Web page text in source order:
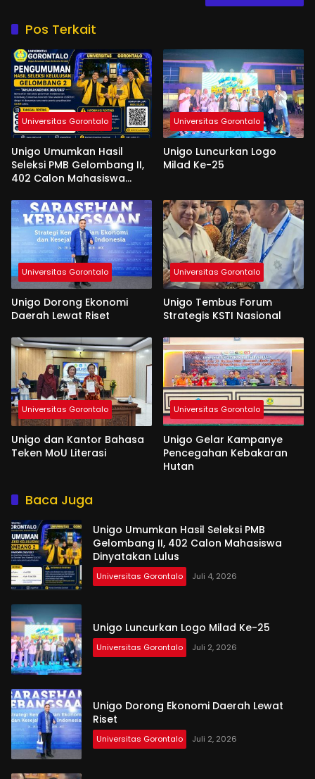
Pos Terkait
Universitas Gorontalo
Unigo Umumkan Hasil
Seleksi PMB Gelombang II,
402 Calon Mahasiswa
Universitas Gorontalo
Unigo Luncurkan Logo
Milad Ke-25
Universitas Gorontalo
Unigo Dorong Ekonomi
Daerah Lewat Riset
Universitas Gorontalo
Unigo Tembus Forum
Strategis KSTI Nasional
Universitas Gorontalo
Unigo dan Kantor Bahasa
Teken MoU Literasi
Universitas Gorontalo
Unigo Gelar Kampanye
Pencegahan Kebakaran
Hutan
Baca Juga
Unigo Umumkan Hasil Seleksi PMB
Gelombang II, 402 Calon Mahasiswa
Dinyatakan Lulus
Universitas Gorontalo Juli 4, 2026
Unigo Luncurkan Logo Milad Ke-25
Universitas Gorontalo Juli 2, 2026
Unigo Dorong Ekonomi Daerah Lewat
Riset
Universitas Gorontalo Juli 2, 2026